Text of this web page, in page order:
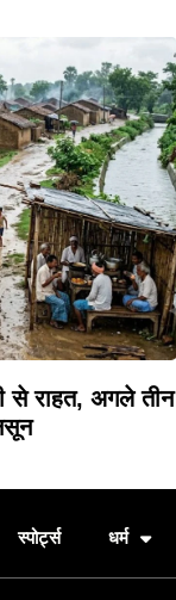
से राहत, अगले तीन
स्पोर्ट्स धर्म